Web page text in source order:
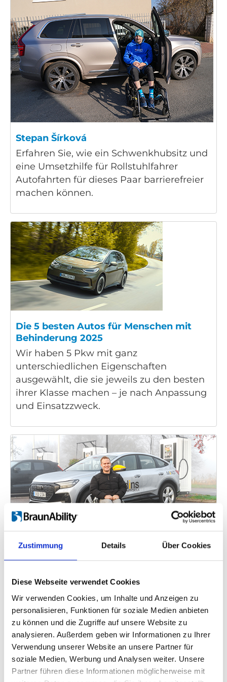
Zustimmung Details Über Cookies
Diese Webseite verwendet Cookies
Wir verwenden Cookies, um Inhalte und Anzeigen zu
personalisieren, Funktionen für soziale Medien anbieten
zu können und die Zugriffe auf unsere Website zu
analysieren. Außerdem geben wir Informationen zu Ihrer
Verwendung unserer Website an unsere Partner für
soziale Medien, Werbung und Analysen weiter. Unsere
Partner führen diese Informationen möglicherweise mit
Stepan Šírková
Erfahren Sie, wie ein Schwenkhubsitz und
eine Umsetzhilfe für Rollstuhlfahrer
Autofahrten für dieses Paar barrierefreier
machen können.
Die 5 besten Autos für Menschen mit
Behinderung 2025
Wir haben 5 Pkw mit ganz
unterschiedlichen Eigenschaften
ausgewählt, die sie jeweils zu den besten
ihrer Klasse machen – je nach Anpassung
und Einsatzzweck.
Axel Wernås
Wernås lernte schon in jungen Jahren,
dass Mobilitätshilfen und
Fahrzeuganpassungen ihm persönliche
Unabhängigkeit ermöglichen.